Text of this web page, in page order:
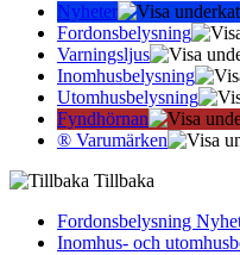
Nyheter
Fordonsbelysning
Varningsljus
Inomhusbelysning
Utomhusbelysning
Fyndhörnan
® Varumärken
Tillbaka
Fordonsbelysning
Inomhus- och